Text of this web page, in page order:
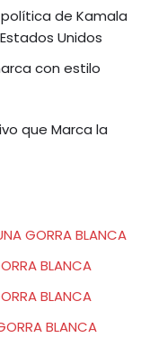
de Kamala
Unidos
con estilo
que Marca la
GORRA BLANCA
BLANCA
BLANCA
BLANCA